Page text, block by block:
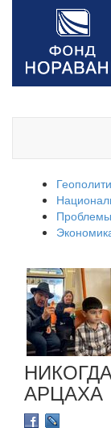
АРЦАХА